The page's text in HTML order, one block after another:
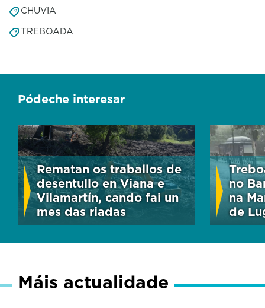
CHUVIA
TREBOADA
Pódeche interesar
Rematan os traballos de
desentullo en Viana e
Vilamartín, cando fai un
mes das riadas
no
na
de
Máis actualidade